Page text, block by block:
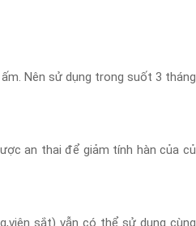
Nên sử dụng trong suốt 3 tháng
an thai để giảm tính hàn của củ
sắt) vẫn có thể sử dụng cùng